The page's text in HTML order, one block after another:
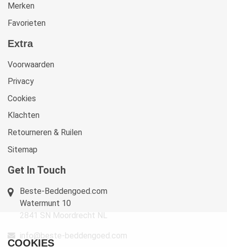
Merken
Favorieten
Extra
Voorwaarden
Privacy
Cookies
Klachten
Retourneren & Ruilen
Sitemap
Get In Touch
Beste-Beddengoed.com
Watermunt 10
2841 SN Moordrecht NL
info@beste-beddengoed.com
COOKIES